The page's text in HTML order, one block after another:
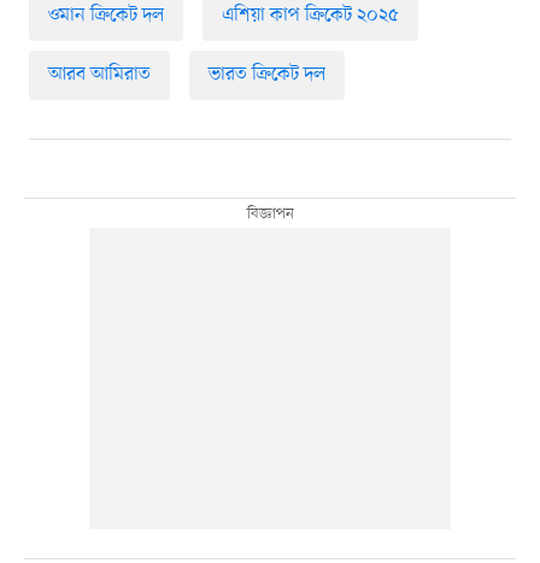
ওমান ক্রিকেট দল এশিয়া কাপ ক্রিকেট ২০২৫
আরব আমিরাত ভারত ক্রিকেট দল